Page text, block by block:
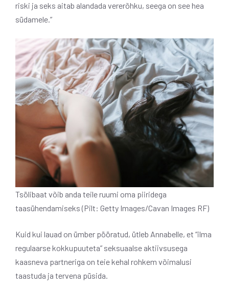
riski ja seks aitab alandada vererõhku, seega on see hea
südamele.”
Tsölibaat võib anda teile ruumi oma piiridega
taasühendamiseks (Pilt: Getty Images/Cavan Images RF)
Kuid kui lauad on ümber pööratud, ütleb Annabelle, et “ilma
regulaarse kokkupuuteta” seksuaalse aktiivsusega
kaasneva partneriga on teie kehal rohkem võimalusi
taastuda ja tervena püsida.